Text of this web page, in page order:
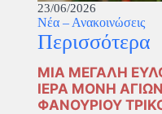
23/06/2026
Νέα – Ανακοινώσεις
Περισσότερα
ΜΙΑ ΜΕΓΑΛΗ
ΙΕΡΑ ΜΟΝΗ
ΦΑΝΟΥΡΙΟΥ